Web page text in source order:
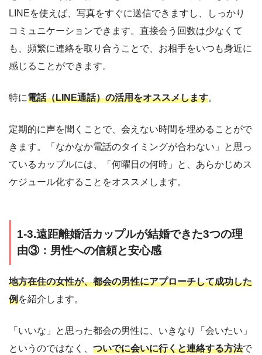
LINEを使えば、写真をすぐに送信できますし、しっかり
コミュニケーションできます。直接会う回数は少なくて
も、頻繁に連絡を取り合うことで、お相手をいつも身近に
感じることができます。
特に電話（LINE通話）の活用をオススメします。
定期的に声を聞くことで、会えない時間を埋めることがで
きます。「なかなか電話のタイミングが合わない」と思っ
ているカップルには、「何曜日の何時」と、あらかじめス
ケジュール化することをオススメします。
1-3.遠距離婚活カップルが結婚できた3つの理
由③：男性への信頼と安心感
地方在住の女性が、都会の男性にアプローチして成功した
例を紹介します。
「いいな」と思った都会の男性に、いきなり「会いたい」
というのではなく、 ついでに会いに行くと連絡する方法で